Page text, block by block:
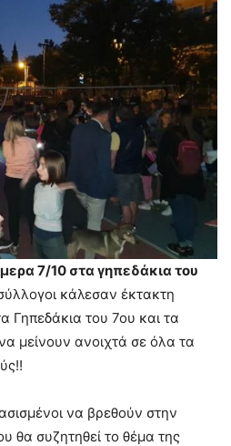
7/10 στα γηπεδάκια του
κάλεσαν έκτακτη
Γηπεδάκια του 7ου και τα
μείνουν ανοιχτά σε όλα τα
να βρεθούν στην
θα συζητηθεί το θέμα της